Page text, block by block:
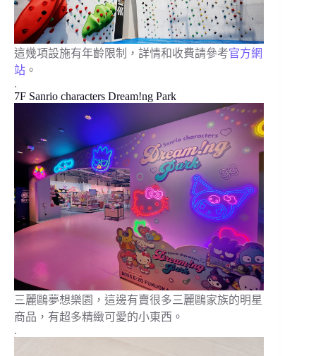
這幾項設施有年齡限制，詳情和收費請參考官方網
站 。
.
7F Sanrio characters Dream!ng Park
三麗鷗夢想樂園，這邊有賣很多三麗鷗家族的明星
商品，有超多精緻可愛的小東西。
.